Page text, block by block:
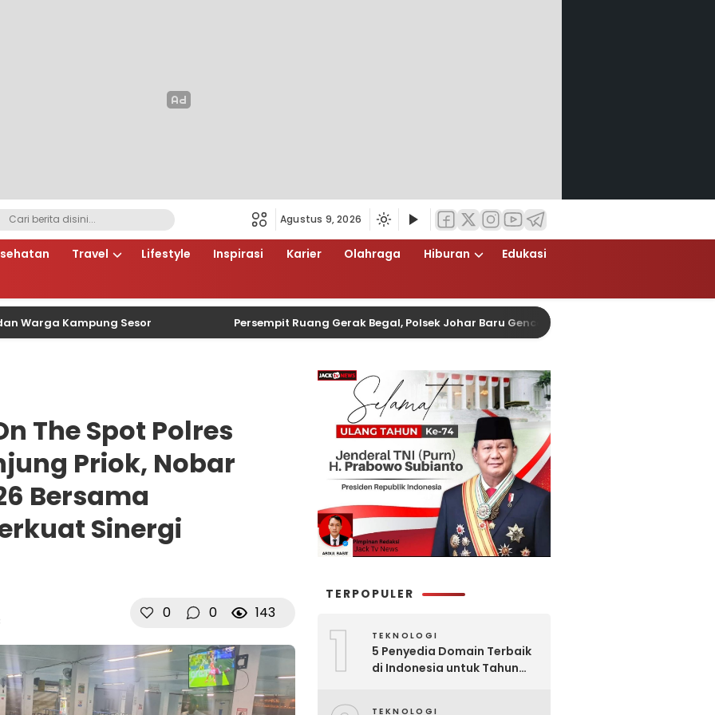
Agustus 9, 2026
Travel Lifestyle Inspirasi Karier Olahraga Hiburan
Edukasi
Kampung Sesor Persempit Ruang Gerak Begal, Polsek Johar Baru Gencarkan Operasi Cipta Kondisi Dini Hari
The Spot Polres
Priok, Nobar
Bersama
Sinergi
0 0 143
TERPOPULER
1 TEKNOLOGI
5 Penyedia Domain Terbaik
di Indonesia untuk Tahun
TEKNOLOGI